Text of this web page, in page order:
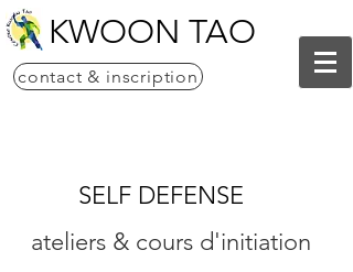
contact & inscription
KWOON TAO
SELF DEFENSE
ateliers & cours d'initiation